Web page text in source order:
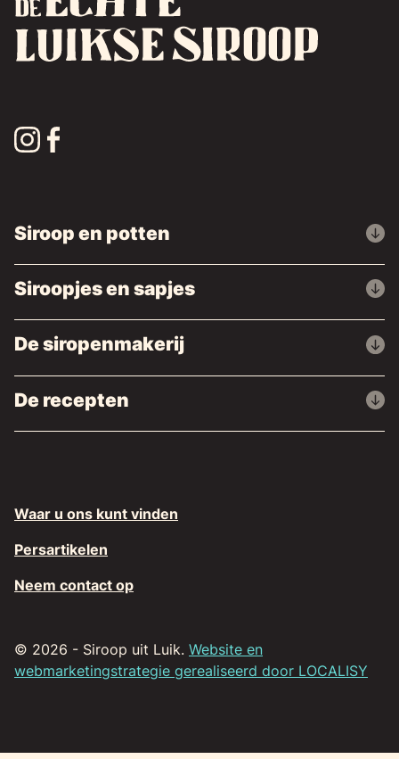
Siroop en potten
Siroopjes en sapjes
De siropenmakerij
De recepten
Waar u ons kunt vinden
Persartikelen
Neem contact op
© 2026 - Siroop uit Luik. Website en
webmarketingstrategie gerealiseerd door LOCALISY